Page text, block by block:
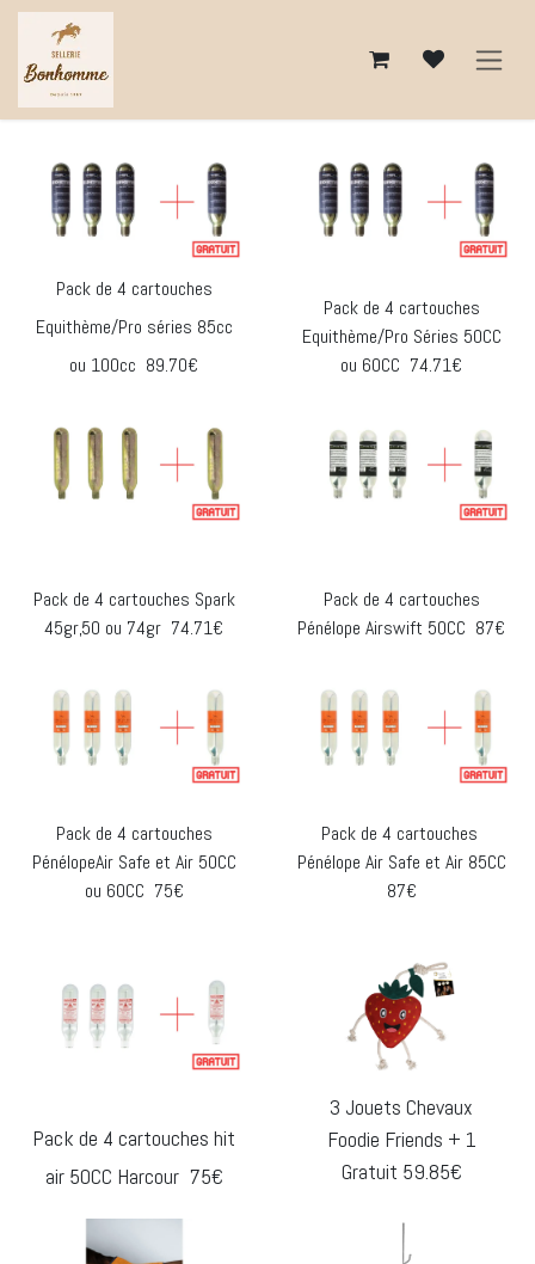
Se rendre au contenu
Pack de 4 cartouches
Equithème/Pro séries 85cc
ou 100cc 89.70€
Pack de 4 cartouches
Equithème/Pro Séries 50CC
ou 60CC 74.71€
Pack de 4 cartouches Spark
45gr,50 ou 74gr 74.71€
Pack de 4 cartouches
Pénélope Airswift 50CC 87€
Pack de 4 cartouches
PénélopeAir Safe et Air 50CC
ou 60CC 75€
Pack de 4 cartouches
Pénélope Air Safe et Air 85CC
87€
Pack de 4 cartouches hit
air 50CC Harcour 75€
3 Jouets Chevaux
Foodie Friends + 1
Gratuit 59.85€